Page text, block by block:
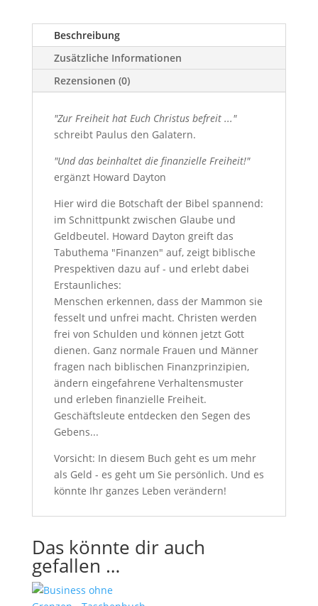
Beschreibung
Zusätzliche Informationen
Rezensionen (0)
"Zur Freiheit hat Euch Christus befreit ..."
schreibt Paulus den Galatern.
"Und das beinhaltet die finanzielle Freiheit!"
ergänzt Howard Dayton
Hier wird die Botschaft der Bibel spannend:
im Schnittpunkt zwischen Glaube und
Geldbeutel. Howard Dayton greift das
Tabuthema "Finanzen" auf, zeigt biblische
Prespektiven dazu auf - und erlebt dabei
Erstaunliches:
Menschen erkennen, dass der Mammon sie
fesselt und unfrei macht. Christen werden
frei von Schulden und können jetzt Gott
dienen. Ganz normale Frauen und Männer
fragen nach biblischen Finanzprinzipien,
ändern eingefahrene Verhaltensmuster
und erleben finanzielle Freiheit.
Geschäftsleute entdecken den Segen des
Gebens...
Vorsicht: In diesem Buch geht es um mehr
als Geld - es geht um Sie persönlich. Und es
könnte Ihr ganzes Leben verändern!
Das könnte dir auch
gefallen …